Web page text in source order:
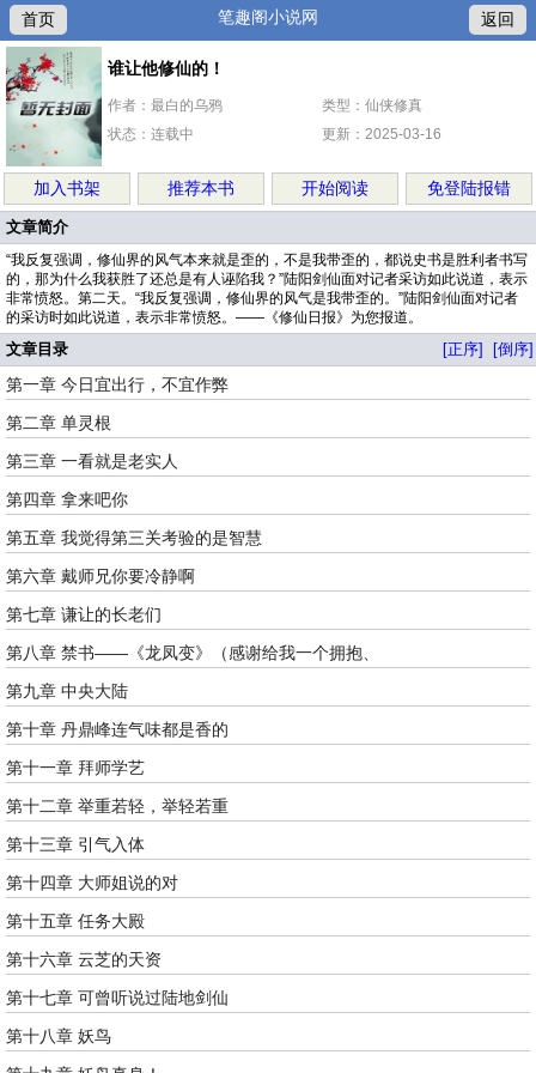
首页 笔趣阁小说网 返回
谁让他修仙的！
作者：最白的乌鸦
类型：仙侠修真
状态：连载中
更新：2025-03-16
加入书架 推荐本书 开始阅读 免登陆报错
文章简介
“我反复强调，修仙界的风气本来就是歪的，不是我带歪的，都说史书是胜利者书写
的，那为什么我获胜了还总是有人诬陷我？”陆阳剑仙面对记者采访如此说道，表示
非常愤怒。第二天。“我反复强调，修仙界的风气是我带歪的。”陆阳剑仙面对记者
的采访时如此说道，表示非常愤怒。——《修仙日报》为您报道。
文章目录 [正序] [倒序]
第一章 今日宜出行，不宜作弊
第二章 单灵根
第三章 一看就是老实人
第四章 拿来吧你
第五章 我觉得第三关考验的是智慧
第六章 戴师兄你要冷静啊
第七章 谦让的长老们
第八章 禁书——《龙凤变》（感谢给我一个拥抱、
第九章 中央大陆
第十章 丹鼎峰连气味都是香的
第十一章 拜师学艺
第十二章 举重若轻，举轻若重
第十三章 引气入体
第十四章 大师姐说的对
第十五章 任务大殿
第十六章 云芝的天资
第十七章 可曾听说过陆地剑仙
第十八章 妖鸟